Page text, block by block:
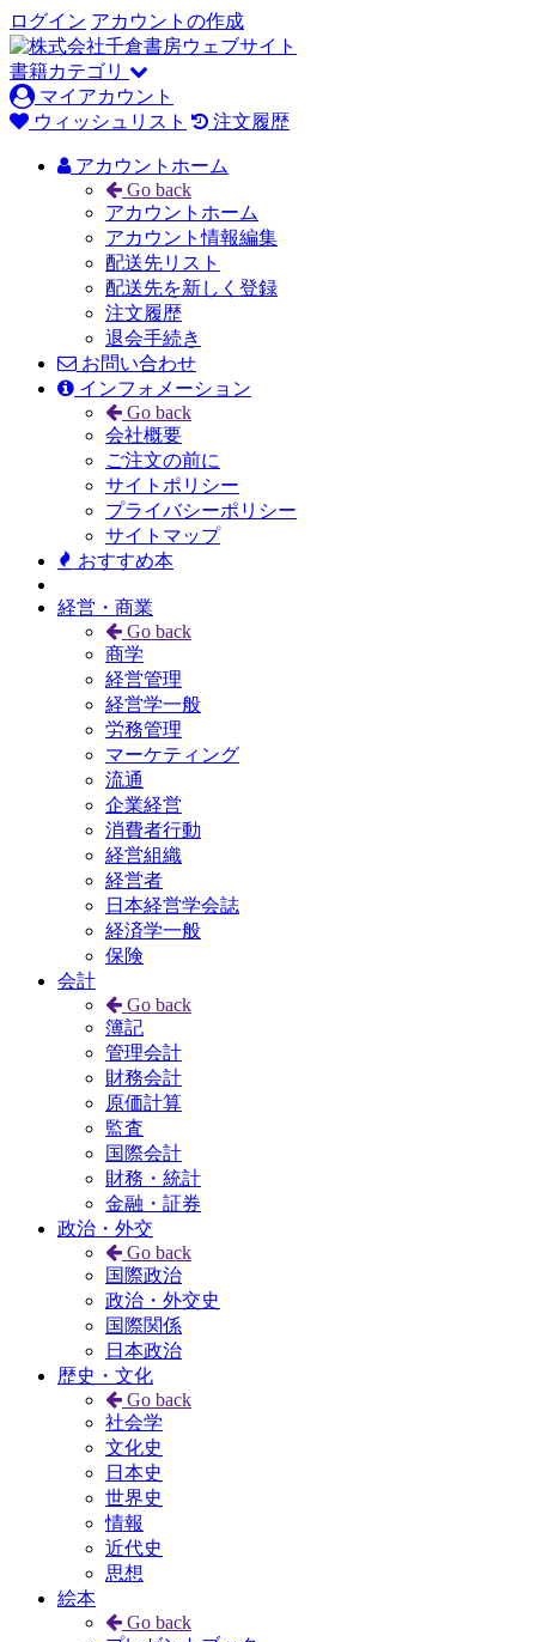
ログイン アカウントの作成
書籍カテゴリ
マイアカウント
ウィッシュリスト
注文履歴
アカウントホーム
Go back
アカウントホーム
アカウント情報編集
配送先リスト
配送先を新しく登録
注文履歴
退会手続き
お問い合わせ
インフォメーション
Go back
会社概要
ご注文の前に
サイトポリシー
プライバシーポリシー
サイトマップ
おすすめ本
経営・商業
Go back
商学
経営管理
経営学一般
労務管理
マーケティング
流通
企業経営
消費者行動
経営組織
経営者
日本経営学会誌
経済学一般
保険
会計
Go back
簿記
管理会計
財務会計
原価計算
監査
国際会計
財務・統計
金融・証券
政治・外交
Go back
国際政治
政治・外交史
国際関係
日本政治
歴史・文化
Go back
社会学
文化史
日本史
世界史
情報
近代史
思想
絵本
Go back